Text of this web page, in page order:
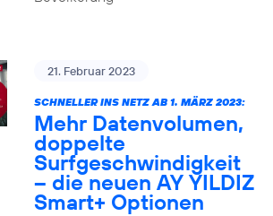
21. Februar 2023
SCHNELLER INS NETZ AB 1. MÄRZ 2023:
Mehr Datenvolumen,
doppelte
Surfgeschwindigkeit
– die neuen AY YILDIZ
Smart+ Optionen